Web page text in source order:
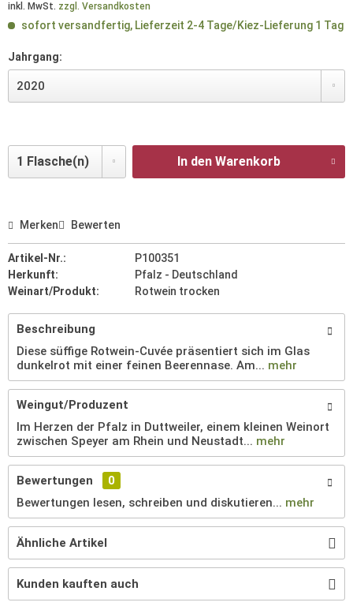
inkl. MwSt. zzgl. Versandkosten
sofort versandfertig, Lieferzeit 2-4 Tage/Kiez-Lieferung 1 Tag
Jahrgang:
In den Warenkorb
Merken Bewerten
Artikel-Nr.:
P100351
Herkunft:
Pfalz - Deutschland
Weinart/Produkt:
Rotwein trocken
Beschreibung
Diese süffige Rotwein-Cuvée präsentiert sich im Glas
dunkelrot mit einer feinen Beerennase. Am... mehr
Weingut/Produzent
Im Herzen der Pfalz in Duttweiler, einem kleinen Weinort
zwischen Speyer am Rhein und Neustadt... mehr
Bewertungen
0
Bewertungen lesen, schreiben und diskutieren... mehr
Ähnliche Artikel
Kunden kauften auch